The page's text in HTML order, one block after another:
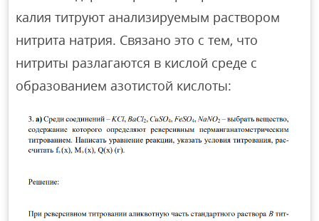
калия титруют анализируемым раствором
нитрита натрия. Связано это с тем, что
нитриты разлагаются в кислой среде с
образованием азотистой кислоты: